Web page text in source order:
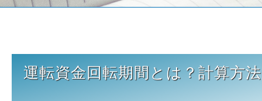
運転資金回転期間とは？計算方